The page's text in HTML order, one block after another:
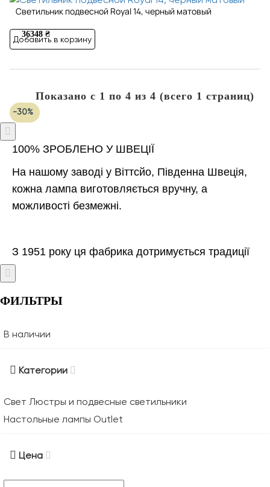
-30%
Светильник подвесной Royal 14, черный матовый
36348 ₴
Добавить в корзину
Показано с 1 по 4 из 4 (всего 1 страниц)
100% ЗРОБЛЕНО У ШВЕЦІЇ
На нашому заводі у Віттсйо, Південна Швеція,
кожна лампа виготовляється вручну, а
можливості безмежні.
З 1951 року ця фабрика дотримується традиції
виготовлення освітлювальних приладів вручну.
ФИЛЬТРЫ
В наличии
Категории
Свет Люстры и подвесные светильники
Настольные лампы Outlet
Цена